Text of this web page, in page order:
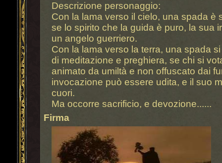
Descrizione personaggio:
Con la lama verso il cielo, una spada è
se lo spirito che la guida è puro, la sua
un angelo guerriero.
Con la lama verso la terra, una spada
di meditazione e preghiera, se chi si
animato da umiltà e non offuscato dai
invocazione può essere udita, e il suo
cuori.
Ma occorre sacrificio, e devozione......
Firma